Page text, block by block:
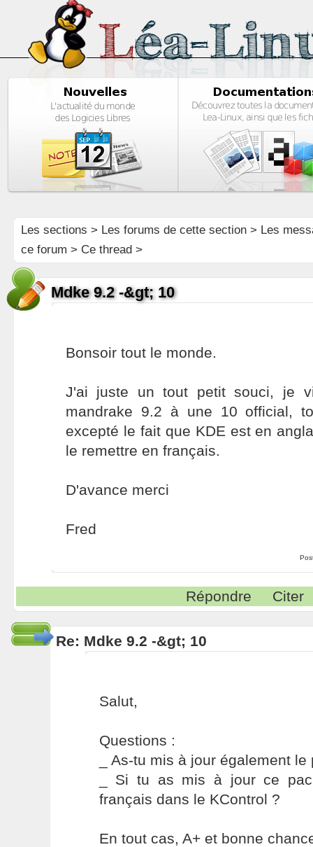
Les sections > Les forums de cette section> Les
ce forum > Ce thread >
Mdke 9.2 -&gt; 10
Bonsoir tout le monde.
J'ai juste un tout petit souci, je
mandrake 9.2 à une 10 official,
excepté le fait que KDE est en
le remettre en français.
D'avance merci
Fred
Répondre Citer
Re: Mdke 9.2 -&gt; 10
Salut,
Questions :
_ As-tu mis à jour également
_ Si tu as mis à jour ce
français dans le KControl ?
En tout cas, A+ et bonne